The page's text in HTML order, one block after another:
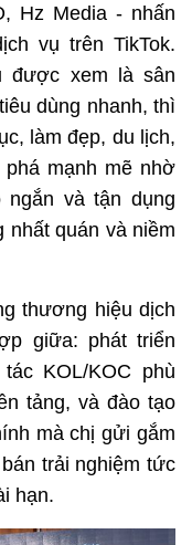
Hz Media - nhấn
vụ trên TikTok.
được xem là sân
dùng nhanh, thì
làm đẹp, du lịch,
mạnh mẽ nhờ
ngắn và tận dụng
nhất quán và niềm
thương hiệu dịch
giữa: phát triển
KOL/KOC phù
tảng, và đào tạo
mà chị gửi gắm
trải nghiệm tức
hạn.